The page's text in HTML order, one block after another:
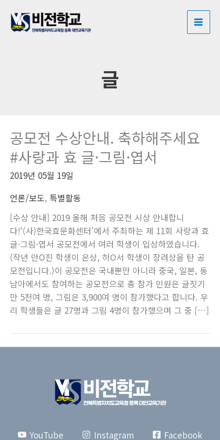
글
공모전 수상안내. 축하해주세요
#사랑과 효 글·그림·엽서
2019년 05월 19일
언론/보도, 특별활동
[수상 안내] 2019 올해 처음 공모전 시상 안내합니
다!‘(사)한국효문화센터’에서 주최하는 제 11회 사랑과 효
글·그림·엽서 공모전에서 여러 학생이 입상하였습니다.
(작년 안O진 학생이 은상, 허O서 학생이 장려상을 탄 공
모전입니다.)이 공모전은 국내뿐만 아니라 중국, 일본, 동
남아에서도 참여하는 공모전으로 총 참가 인원은 글짓기
만 5천여 명, 그림은 3,900여 명이 참가했다고 합니다. 우
리 학생들은 글 27명과 그림 4명이 참가했으며 그 중 […]
YouTube Instagram Facebook